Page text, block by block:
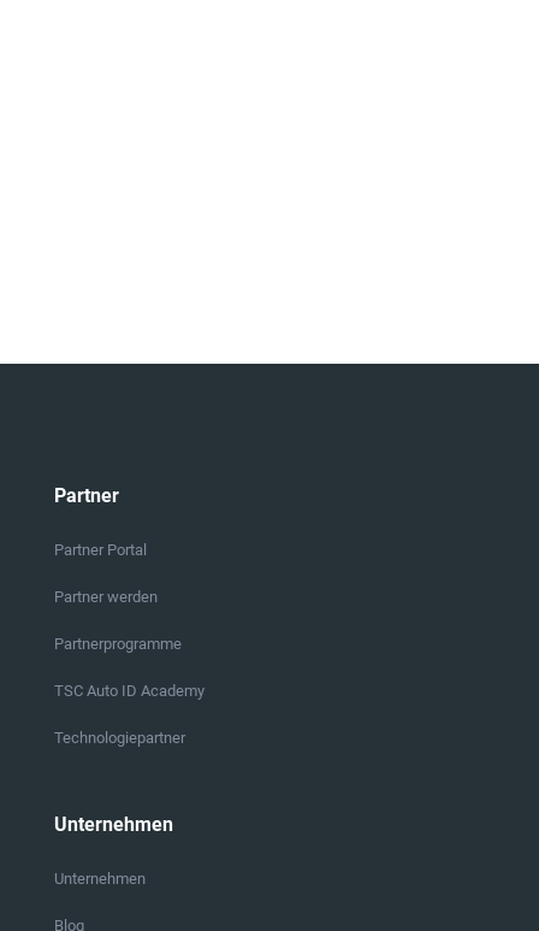
Partner
Partner Portal
Partner werden
Partnerprogramme
TSC Auto ID Academy
Technologiepartner
Unternehmen
Unternehmen
Blog